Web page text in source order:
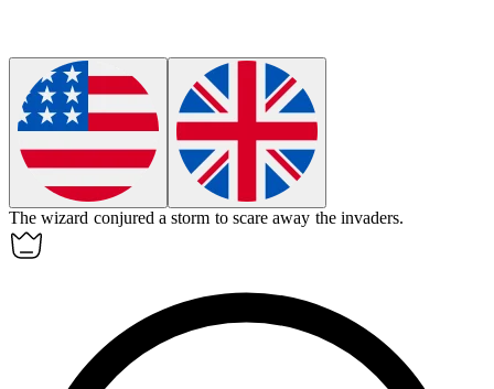
The wizard conjured a storm to scare away the invaders.